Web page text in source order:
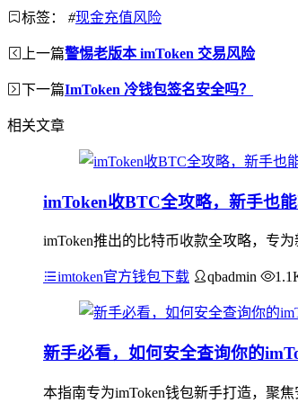
标签： #现金充值风险
上一篇警惕老版本 imToken 交易风险
下一篇ImToken 冷钱包签名安全吗？
相关文章
imToken收BTC全攻略，新手也
imToken推出的比特币收款全攻略，专
imtoken官方钱包下载 qbadmin
新手必看，如何安全查询你的
本指南专为imToken钱包新手打造，聚